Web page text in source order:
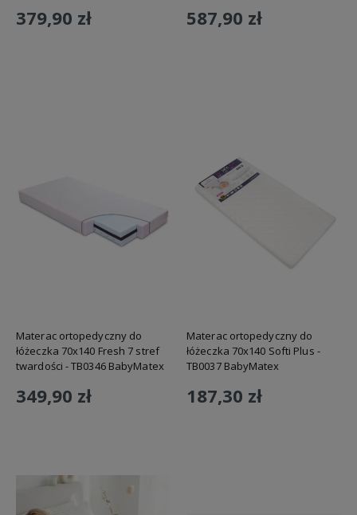
379,90 zł 587,90 zł
Materac ortopedyczny do
łóżeczka 70x140 Fresh 7 stref
twardości - TB0346 BabyMatex
349,90 zł
Materac ortopedyczny do
łóżeczka 70x140 Softi Plus -
TB0037 BabyMatex
187,30 zł